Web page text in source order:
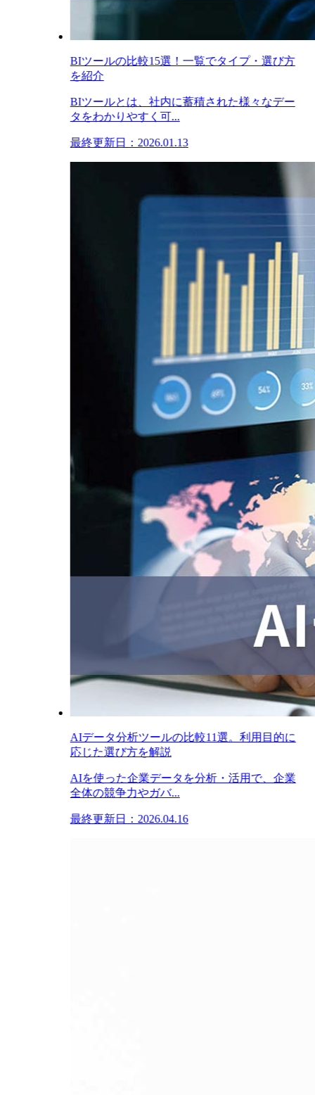
BIツールの比較15選！一覧でタイプ・選び方
を紹介
BIツールとは、社内に蓄積された様々なデー
タをわかりやすく可...
最終更新日：2026.01.13
AIデータ分析ツールの比較11選。利用目的に
応じた選び方を解説
AIを使った企業データを分析・活用で、企業
全体の競争力やガバ...
最終更新日：2026.04.16